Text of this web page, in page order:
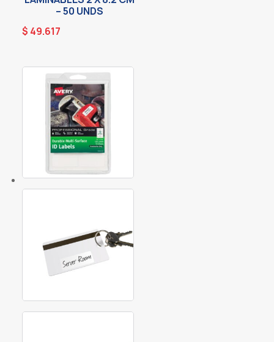
– 50 UNDS
$ 49.617